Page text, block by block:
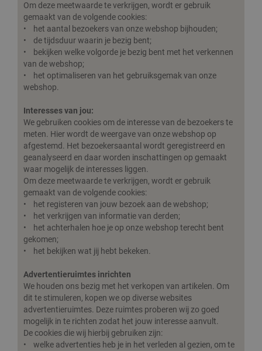
Om deze meetwaarde te verkrijgen, wordt er gebruik
gemaakt van de volgende cookies:
• het aantal bezoekers van onze webshop bijhouden;
• de tijdsduur waarin je bezig bent;
• bekijken welke volgorde je bezig bent met het verkennen
van de webshop;
• het optimaliseren van het gebruiksgemak van onze
webshop.
Interesses van jou:
We gebruiken cookies om de interesse van de bezoekers te
meten. Hier wordt de weergave van onze webshop op
afgestemd. Het bezoekersaantal wordt geregistreerd en
geanalyseerd en daar worden inschattingen op gemaakt
waar mogelijk de interesses liggen.
Om deze meetwaarde te verkrijgen, wordt er gebruik
gemaakt van de volgende cookies:
• het registeren van jouw bezoek aan de webshop;
• het verkrijgen van informatie van derden;
• het achterhalen hoe je op onze webshop terecht bent
gekomen;
• het bekijken wat jij hebt bekeken.
Advertentieruimtes inrichten
We houden ons bezig met het verkopen van artikelen. Om
dit te stimuleren, kopen we op diverse websites
advertentieruimtes. Deze ruimtes proberen wij zo goed
mogelijk in te richten zodat het jouw interesse aanvult.
De cookies die wij hierbij gebruiken zijn:
• welke advertenties heb je in het verleden al gezien, om te